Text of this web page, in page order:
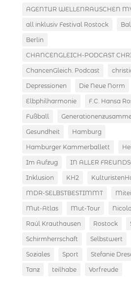
AGENTUR WELLENRAUSCHEN
all inklusiv Festival Rostock
Berlin
CHANCENGLEICH-PODCAST
ChancenGleich. Podcast
Depressionen Die Neue Norm
Elbphilharmonie F.C. Hansa
Fußball
Gesundheit Hamburg
Hamburger Kammerballett
Im Aufzug IN ALLER
Inklusion KH2
MDR-SELBSTBESTIMMT
Mut-Atlas Mut-Tour
Raúl Krauthausen Rostock
Schirmherrschaft Selbstwert
Soziales Sport Stefanie
Tanz teilhabe Vorfreude